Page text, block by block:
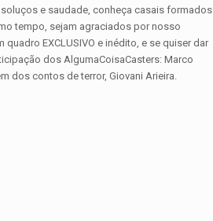
e saudade, conheça casais formados
tempo, sejam agraciados por nosso
quadro EXCLUSIVO e inédito, e se quiser dar
dos AlgumaCoisaCasters: Marco
dos contos de terror, Giovani Arieira.